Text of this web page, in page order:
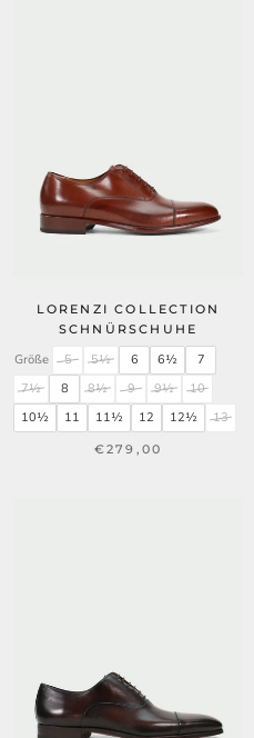
LORENZI COLLECTION
SCHNÜRSCHUHE
Größe 5 5½ 6 6½
7
7½
8 8½ 9 9½
10
10½
11 11½ 12 12½ 13
€279,00